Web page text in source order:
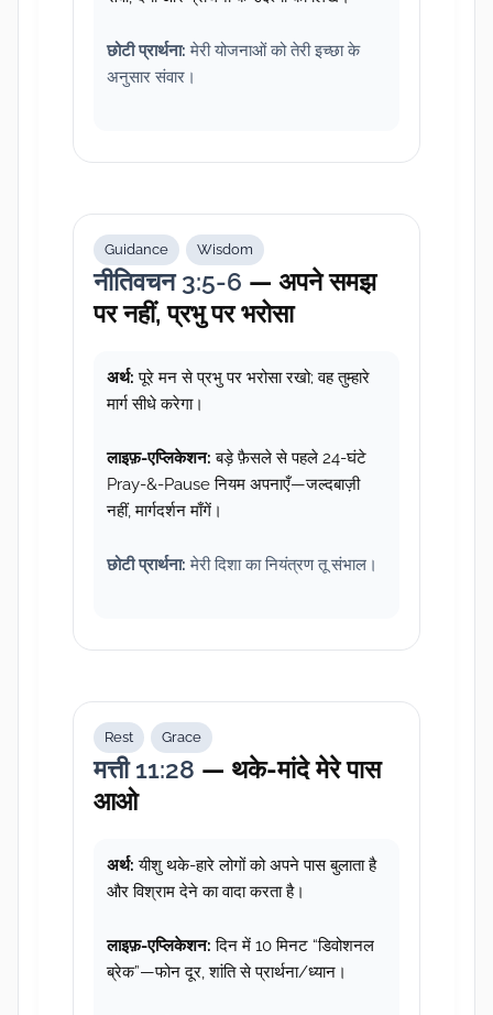
छोटी प्रार्थना: मेरी योजनाओं को तेरी इच्छा के
अनुसार संवार।
Guidance Wisdom
नीतिवचन 3:5-6 — अपने समझ
पर नहीं, प्रभु पर भरोसा
अर्थ: पूरे मन से प्रभु पर भरोसा रखो; वह तुम्हारे
मार्ग सीधे करेगा।
लाइफ़-एप्लिकेशन: बड़े फ़ैसले से पहले 24-घंटे
Pray-&-Pause नियम अपनाएँ—जल्दबाज़ी
नहीं, मार्गदर्शन माँगें।
छोटी प्रार्थना: मेरी दिशा का नियंत्रण तू संभाल।
Rest Grace
मत्ती 11:28 — थके-मांदे मेरे पास
आओ
अर्थ: यीशु थके-हारे लोगों को अपने पास बुलाता है
और विश्राम देने का वादा करता है।
लाइफ़-एप्लिकेशन: दिन में 10 मिनट “डिवोशनल
ब्रेक”—फोन दूर, शांति से प्रार्थना/ध्यान।